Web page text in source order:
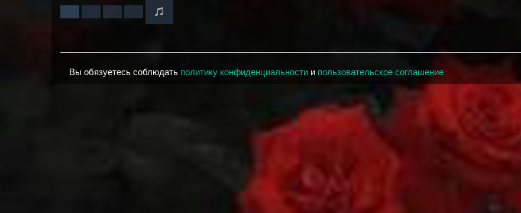
Вы обязуетесь соблюдать политику конфиденциальности и пользовательское соглашение